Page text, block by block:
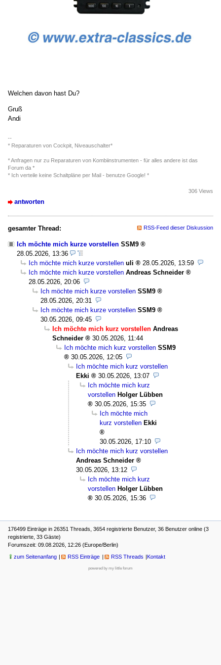
Welchen davon hast Du?
Gruß
Andi
--
* Reparaturen von Cockpit, Niveauschalter*
* Anfragen nur zu Reparaturen von Kombiinstrumenten - für alles andere ist das
Forum da *
* Ich verteile keine Schaltpläne per Mail - benutze Google! *
antworten
306 Views
gesamter Thread: RSS-Feed dieser Diskussion
Ich möchte mich kurze vorstellen SSM9
28.05.2026, 13:36
Ich möchte mich kurze vorstellen uli
28.05.2026, 13:59
Ich möchte mich kurze vorstellen Andreas Schneider
28.05.2026, 20:06
Ich möchte mich kurze vorstellen SSM9
28.05.2026, 20:31
Ich möchte mich kurze vorstellen SSM9
30.05.2026, 09:45
Ich möchte mich kurz vorstellen Andreas
Schneider
30.05.2026, 11:44
Ich möchte mich kurz vorstellen SSM9
30.05.2026, 12:05
Ich möchte mich kurz vorstellen
Ekki
30.05.2026, 13:07
Ich möchte mich kurz
vorstellen Holger Lübben
30.05.2026, 15:35
Ich möchte mich
kurz vorstellen Ekki
30.05.2026, 17:10
Ich möchte mich kurz vorstellen
Andreas Schneider
30.05.2026, 13:12
Ich möchte mich kurz
vorstellen Holger Lübben
30.05.2026, 15:36
176499 Einträge in 26351 Threads, 3654 registrierte Benutzer, 36 Benutzer online (3
registrierte, 33 Gäste)
Forumszeit: 09.08.2026, 12:26 (Europe/Berlin)
zum Seitenanfang RSS Einträge RSS Threads Kontakt
powered by my little forum